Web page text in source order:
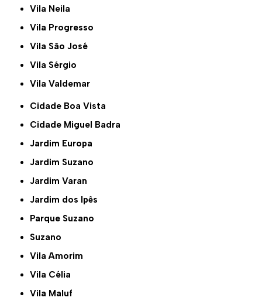
Vila Neila
Vila Progresso
Vila São José
Vila Sérgio
Vila Valdemar
Cidade Boa Vista
Cidade Miguel Badra
Jardim Europa
Jardim Suzano
Jardim Varan
Jardim dos Ipês
Parque Suzano
Suzano
Vila Amorim
Vila Célia
Vila Maluf